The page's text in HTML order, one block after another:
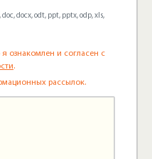
docx, odt, ppt, pptx, odp, xls,
ознакомлен и согласен с
.
рассылок.